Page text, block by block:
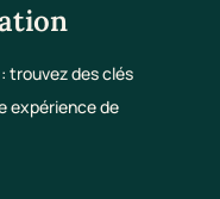
trouvez des clés
expérience de